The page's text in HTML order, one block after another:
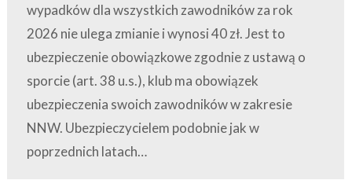
wypadków dla wszystkich zawodników za rok
2026 nie ulega zmianie i wynosi 40 zł. Jest to
ubezpieczenie obowiązkowe zgodnie z ustawą o
sporcie (art. 38 u.s.), klub ma obowiązek
ubezpieczenia swoich zawodników w zakresie
NNW. Ubezpieczycielem podobnie jak w
poprzednich latach…